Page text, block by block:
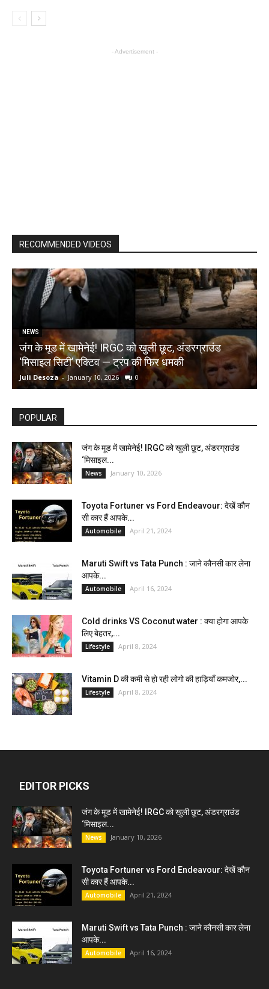
- Advertisement -
RECOMMENDED VIDEOS
NEWS
जंग के मूड में खामेनेई! IRGC को खुली छूट, अंडरग्राउंड
‘मिसाइल सिटी’ एक्टिव — ट्रंप की फिर धमकी
Juli Desoza - January 10, 2026 0
POPULAR
जंग के मूड में खामेनेई! IRGC को खुली छूट, अंडरग्राउंड
‘मिसाइल...
News January 10, 2026
Toyota Fortuner vs Ford Endeavour: देखें कौन
सी कार हैं आपके...
Automobile April 21, 2024
Maruti Swift vs Tata Punch : जाने कौनसी कार लेना
आपके...
Automobile April 16, 2024
Cold drinks VS Coconut water : क्या होगा आपके
लिए बेहतर,...
Lifestyle April 8, 2024
Vitamin D की कमी से हो रही लोगो की हाड़ियाँ कमजोर,...
Lifestyle April 8, 2024
EDITOR PICKS
जंग के मूड में खामेनेई! IRGC को खुली छूट, अंडरग्राउंड
‘मिसाइल...
News January 10, 2026
Toyota Fortuner vs Ford Endeavour: देखें कौन
सी कार हैं आपके...
Automobile April 21, 2024
Maruti Swift vs Tata Punch : जाने कौनसी कार लेना
आपके...
Automobile April 16, 2024